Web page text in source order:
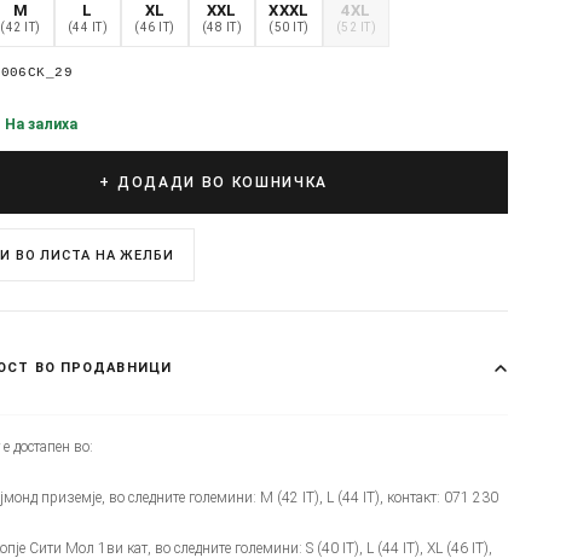
M
(42 IT)
L
(44 IT)
XL
(46 IT)
XXL
(48 IT)
XXXL
(50 IT)
4XL
(52 IT)
На залиха
+ ДОДАДИ ВО КОШНИЧКА
ВО ЛИСТА НА ЖЕЛБИ
ВО ПРОДАВНИЦИ
достапен во:
приземје, во следните големини: M (42 IT), L (44 IT), контакт: 071 230
Сити Мол 1ви кат, во следните големини: S (40 IT), L (44 IT), XL (46 IT),